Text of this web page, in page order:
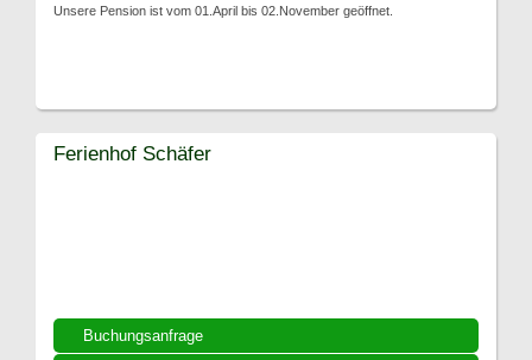
Unsere Pension ist vom 01.April bis 02.November geöffnet.
Buchungsanfrage
Ferienhof Schäfer